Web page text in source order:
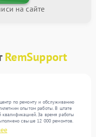
на сайте
RemSupport
по ремонту и обслуживанию
опытом работы. В штате
За время работы
свыше 12 000 ремонтов.
единиц техники, включая , , . Мы
и предлагаем стабильный уровень